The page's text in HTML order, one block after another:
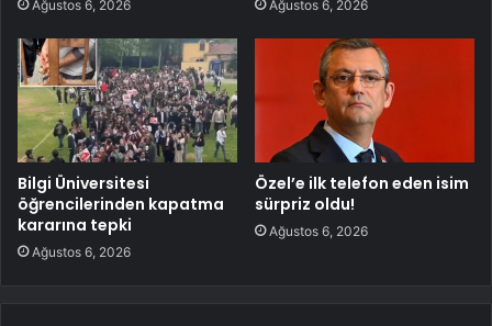
Ağustos 6, 2026 Ağustos 6, 2026
Bilgi Üniversitesi
öğrencilerinden kapatma
kararına tepki
Ağustos 6, 2026
Özel’e ilk telefon eden isim
sürpriz oldu!
Ağustos 6, 2026